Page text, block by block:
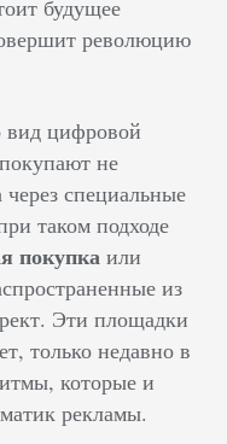
будущее
революцию
вид цифровой
не
специальные
таком подходе
покупка или
из
Эти площадки
только недавно в
которые и
рекламы.